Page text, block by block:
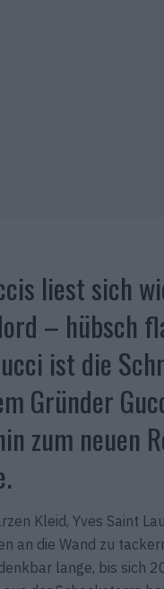
liest sich
– hübsch
ist die
Gründer
zum neuen
Kleid, Yves Saint
an die Wand zu
lange, bis sich